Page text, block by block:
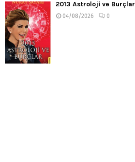
2013 Astroloji ve Burçlar
04/08/2026 0